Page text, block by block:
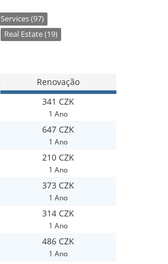
Services (97)
Real Estate (19)
Renovação
341 CZK
1 Ano
647 CZK
1 Ano
210 CZK
1 Ano
373 CZK
1 Ano
314 CZK
1 Ano
486 CZK
1 Ano